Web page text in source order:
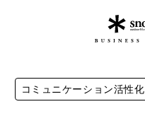
コミュニケーション活性化